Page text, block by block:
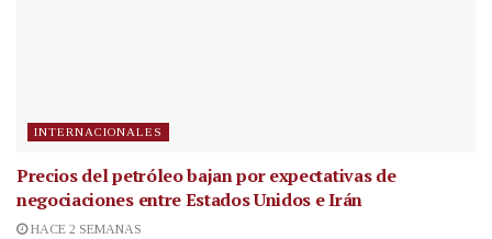
INTERNACIONALES
Precios del petróleo bajan por expectativas de
negociaciones entre Estados Unidos e Irán
HACE 2 SEMANAS